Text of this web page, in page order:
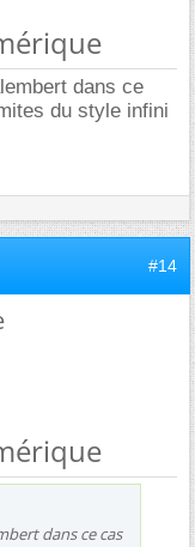
dans ce
du style infini
#14
dans ce cas